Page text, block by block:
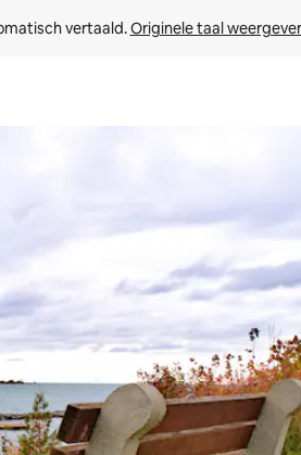
vertaald. Originele taal